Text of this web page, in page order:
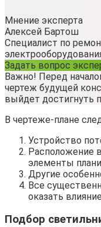
Мнение эксперта
Алексей Бартош
Специалист по
Задать вопрос
Важно! Перед
чертеж будущей
выйдет достигнуть
В чертеже-плане
Устройство
Расположение
элементы
Другие
Все
оказать
Подбор